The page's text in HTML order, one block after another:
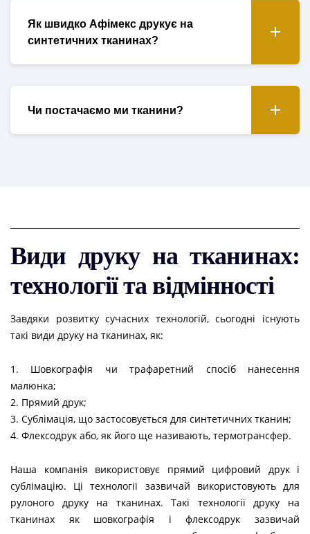
Як швидко Афімекс друкує на
синтетичних тканинах?
Чи постачаємо ми тканини?
Види друку на тканинах:
технології та відмінності
Завдяки розвитку сучасних технологій, сьогодні існують
такі види друку на тканинах, як:
1. Шовкографія чи трафаретний спосіб нанесення
малюнка;
2. Прямий друк;
3. Сублімація, що застосовується для синтетичних тканин;
4. Флексодрук або, як його ще називають, термотрансфер.
Наша компанія використовує прямий цифровий друк і
сублімацію. Ці технології зазвичай використовують для
рулоного друку на тканинах. Такі технології друку на
тканинах як шовкографія і флексодрук зазвичай